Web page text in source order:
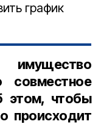
график
этом, чтобы
происходит